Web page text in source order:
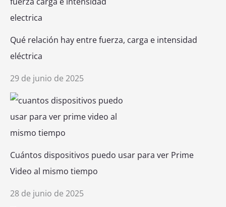
Qué relación hay entre fuerza, carga e intensidad
eléctrica
29 de junio de 2025
Cuántos dispositivos puedo usar para ver Prime
Video al mismo tiempo
28 de junio de 2025